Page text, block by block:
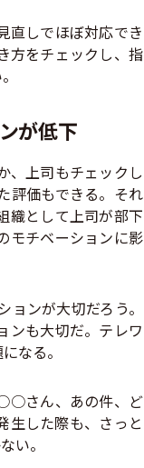
直しでほぼ対応でき
方をチェックし、指
が低下
、上司もチェックし
評価もできる。それ
織として上司が部下
モチベーションに影
ンが大切だろう。
ンも大切だ。テレワ
なる。
さん、あの件、ど
生した際も、さっと
い。